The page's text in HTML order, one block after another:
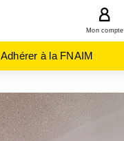
Mon compte
Adhérer à la FNAIM